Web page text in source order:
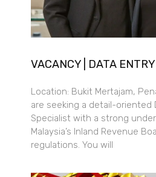
VACANCY | DATA
Location: Bukit Mertajam,
are seeking a detail-oriented
Specialist with a strong
Malaysia’s Inland Revenue
regulations. You will